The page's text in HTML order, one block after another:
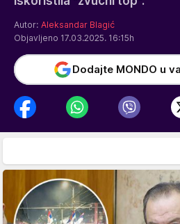
Autor: Aleksandar Blagić
Objavljeno 17.03.2025. 16:15h
Dodajte MONDO u